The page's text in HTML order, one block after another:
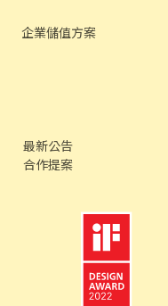
菸區 ✔️ 免費交通車接駁
／關廟／歸仁／新營／
揭露，無誇大不實，提供
企業儲值方案
最新公告
合作提案